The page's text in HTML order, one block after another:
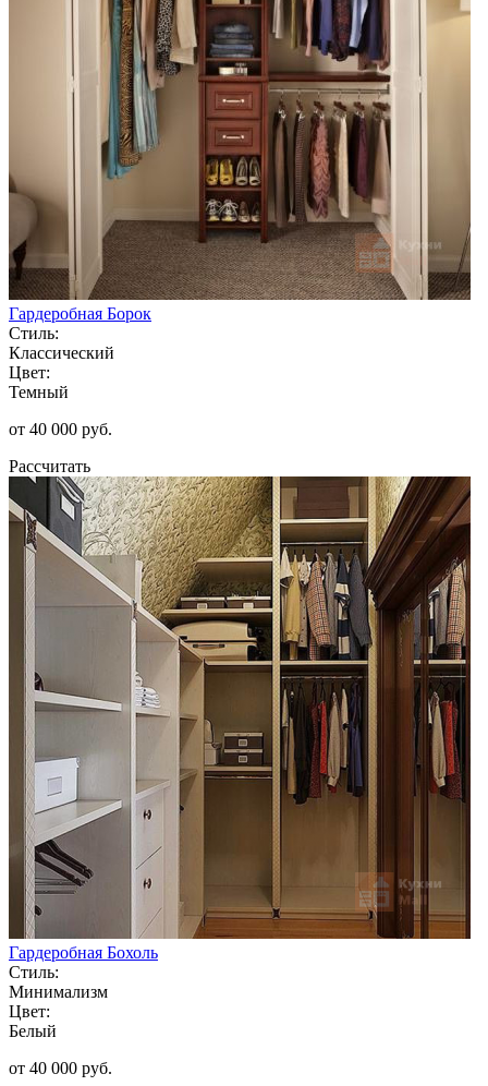
Гардеробная Борок
Стиль:
Классический
Цвет:
Темный
от 40 000 руб.
Рассчитать
Гардеробная Бохоль
Стиль:
Минимализм
Цвет:
Белый
от 40 000 руб.